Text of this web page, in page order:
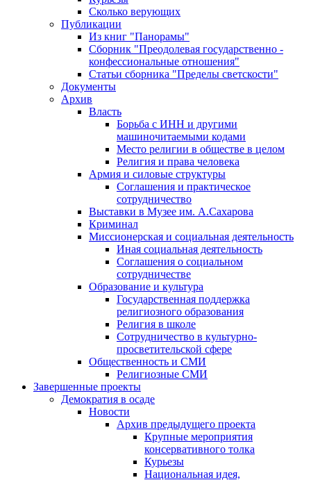
Сколько верующих
Публикации
Из книг "Панорамы"
Сборник "Преодолевая государственно -
конфессиональные отношения"
Статьи сборника "Пределы светскости"
Документы
Архив
Власть
Борьба с ИНН и другими
машиночитаемыми кодами
Место религии в обществе в целом
Религия и права человека
Армия и силовые структуры
Соглашения и практическое
сотрудничество
Выставки в Музее им. А.Сахарова
Криминал
Миссионерская и социальная деятельность
Иная социальная деятельность
Соглашения о социальном
сотрудничестве
Образование и культура
Государственная поддержка
религиозного образования
Религия в школе
Сотрудничество в культурно-
просветительской сфере
Общественность и СМИ
Религиозные СМИ
Завершенные проекты
Демократия в осаде
Новости
Архив предыдущего проекта
Крупные мероприятия
консервативного толка
Курьезы
Национальная идея,